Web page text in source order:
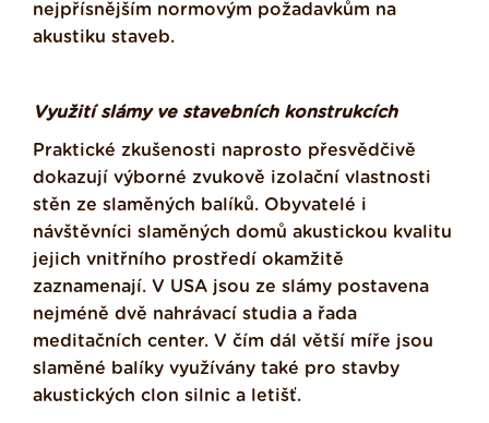
nejpřísnějším normovým požadavkům na
akustiku staveb.
Využití slámy ve stavebních konstrukcích
Praktické zkušenosti naprosto přesvědčivě
dokazují výborné zvukově izolační vlastnosti
stěn ze slaměných balíků. Obyvatelé i
návštěvníci slaměných domů akustickou kvalitu
jejich vnitřního prostředí okamžitě
zaznamenají. V USA jsou ze slámy postavena
nejméně dvě nahrávací studia a řada
meditačních center. V čím dál větší míře jsou
slaměné balíky využívány také pro stavby
akustických clon silnic a letišť.